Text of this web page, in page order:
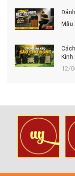
Mẫu
12/